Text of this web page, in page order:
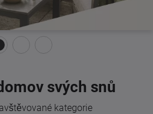
svých snů
kategorie